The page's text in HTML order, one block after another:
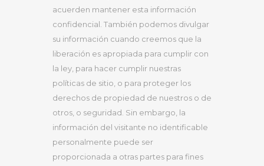
acuerden mantener esta información
confidencial. También podemos divulgar
su información cuando creemos que la
liberación es apropiada para cumplir con
la ley, para hacer cumplir nuestras
políticas de sitio, o para proteger los
derechos de propiedad de nuestros o de
otros, o seguridad. Sin embargo, la
información del visitante no identificable
personalmente puede ser
proporcionada a otras partes para fines